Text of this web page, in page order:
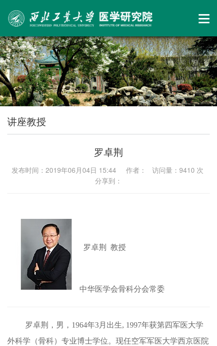
讲座教授
罗卓荆
发布时间：2019年06月04日 15:44 作者： 访问量： 9410 次
分享到：
罗卓荆 教授
中华医学会骨科分会常委
罗卓荆，男， 1964年3月出生, 1997年获第四军医大学
外科学（骨科）专业博士学位。现任空军军医大学西京医院